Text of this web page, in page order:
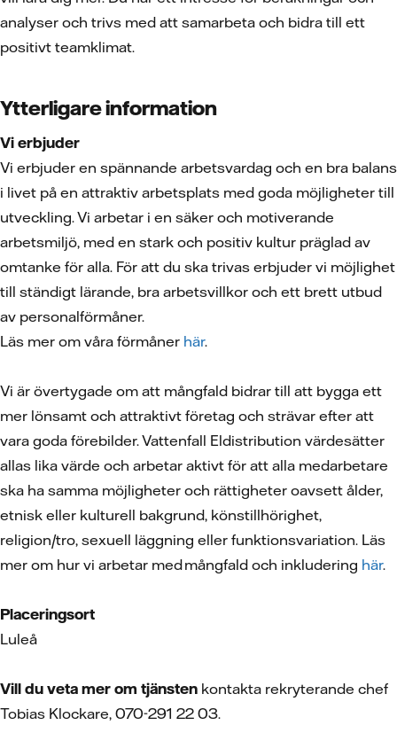
analyser och trivs med att samarbeta och bidra till ett
positivt teamklimat.
Ytterligare information
Vi erbjuder
Vi erbjuder en spännande arbetsvardag och en bra balans
i livet på en attraktiv arbetsplats med goda möjligheter till
utveckling. Vi arbetar i en säker och motiverande
arbetsmiljö, med en stark och positiv kultur präglad av
omtanke för alla. För att du ska trivas erbjuder vi möjlighet
till ständigt lärande, bra arbetsvillkor och ett brett utbud
av personalförmåner.
Läs mer om våra förmåner här.
Vi är övertygade om att mångfald bidrar till att bygga ett
mer lönsamt och attraktivt företag och strävar efter att
vara goda förebilder. Vattenfall Eldistribution värdesätter
allas lika värde och arbetar aktivt för att alla medarbetare
ska ha samma möjligheter och rättigheter oavsett ålder,
etnisk eller kulturell bakgrund, könstillhörighet,
religion/tro, sexuell läggning eller funktionsvariation. Läs
mer om hur vi arbetar med mångfald och inkludering här.
Placeringsort
Luleå
Vill du veta mer om tjänsten kontakta rekryterande chef
Tobias Klockare, 070-291 22 03.